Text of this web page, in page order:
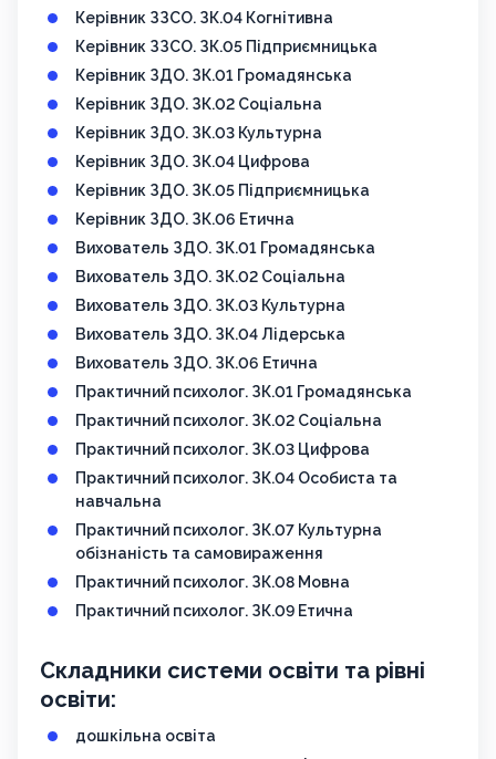
Керівник ЗЗСО. ЗК.04 Когнітивна
Керівник ЗЗСО. ЗК.05 Підприємницька
Керівник ЗДО. ЗК.01 Громадянська
Керівник ЗДО. ЗК.02 Соціальна
Керівник ЗДО. ЗК.03 Культурна
Керівник ЗДО. ЗК.04 Цифрова
Керівник ЗДО. ЗК.05 Підприємницька
Керівник ЗДО. ЗК.06 Етична
Вихователь ЗДО. ЗК.01 Громадянська
Вихователь ЗДО. ЗК.02 Соціальна
Вихователь ЗДО. ЗК.03 Культурна
Вихователь ЗДО. ЗК.04 Лідерська
Вихователь ЗДО. ЗК.06 Етична
Практичний психолог. ЗК.01 Громадянська
Практичний психолог. ЗК.02 Соціальна
Практичний психолог. ЗК.03 Цифрова
Практичний психолог. ЗК.04 Особиста та
навчальна
Практичний психолог. ЗК.07 Культурна
обізнаність та самовираження
Практичний психолог. ЗК.08 Мовна
Практичний психолог. ЗК.09 Етична
Складники системи освіти та рівні
освіти:
дошкільна освіта